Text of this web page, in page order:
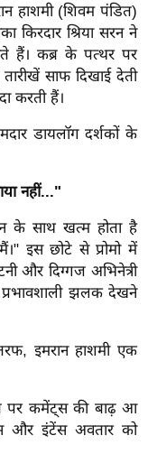
हाशमी (शिवम पंडित)
किरदार श्रिया सरन ने
हैं। कब्र के पत्थर पर
साफ दिखाई देती
करती हैं।
डायलॉग दर्शकों के
नहीं..."
के साथ खत्म होता है
इस छोटे से प्रोमो में
और दिग्गज अभिनेत्री
झलक देखने
इमरान हाशमी एक
पर कमेंट्स की बाढ़ आ
और इंटेंस अवतार को